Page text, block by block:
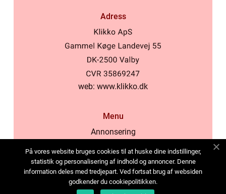
Adress
web: www.klikko.dk
Menu
Annonsering
Cookies
Kontakta oss
Sitemap
På vores website bruges cookies til at huske dine indstillinger,
statistik og personalisering af indhold og annoncer. Denne
information deles med tredjepart. Ved fortsat brug af websiden
godkender du cookiepolitikken.